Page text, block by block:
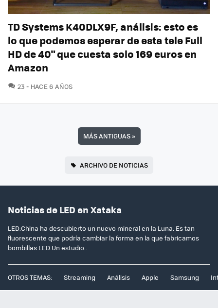
TD Systems K40DLX9F, análisis: esto es
lo que podemos esperar de esta tele Full
HD de 40" que cuesta solo 169 euros en
Amazon
23 COMENTARIOS
HACE 6 AÑOS
MÁS ANTIGUAS»
ARCHIVO DE NOTICIAS
Noticias de LED en Xataka
LED:China ha descubierto un nuevo mineral en la Luna. Es tan
fluorescente que podría cambiar la forma en la que fabricamos
bombillas LED.Un estudio..
OTROS TEMAS: Streaming Análisis Apple Samsung